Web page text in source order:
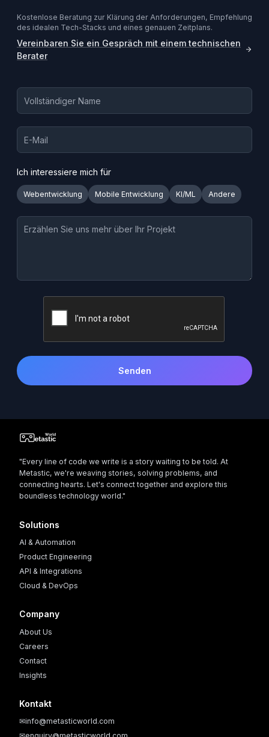
Kostenlose Beratung zur Klärung der Anforderungen, Empfehlung
des idealen Tech-Stacks und eines genauen Zeitplans.
Vereinbaren Sie ein Gespräch mit einem technischen
Berater
Ich interessiere mich für
Webentwicklung Mobile Entwicklung KI/ML Andere
Senden
"Every line of code we write is a story waiting to be told. At
Metastic, we're weaving stories, solving problems, and
connecting hearts. Let's connect together and explore this
boundless technology world."
Solutions
AI & Automation
Product Engineering
API & Integrations
Cloud & DevOps
Company
About Us
Careers
Contact
Insights
Kontakt
✉info@metasticworld.com